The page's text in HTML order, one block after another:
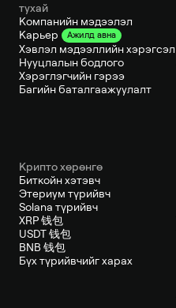
тухай
Компанийн мэдээлэл
Карьер
Ажилд авна
Хэвлэл мэдээллийн хэрэгсэл
Нууцлалын бодлого
Хэрэглэгчийн гэрээ
Багийн баталгаажуулалт
Крипто хөрөнгө
Биткойн хэтэвч
Этериум түрийвч
Solana түрийвч
XRP 钱包
USDT 钱包
BNB 钱包
Бүх түрийвчийг харах